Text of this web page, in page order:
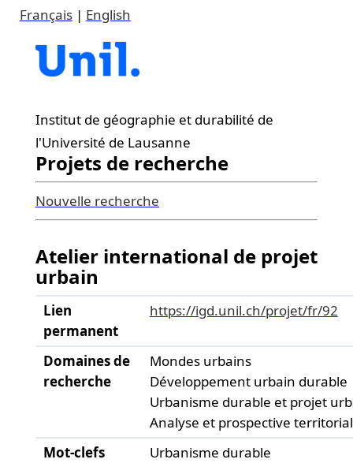
Français| English
Institut de géographie et durabilité de
l'Université de Lausanne
Projets de recherche
Nouvelle recherche
Atelier international de projet
urbain
Lien
permanent
https://igd.unil.ch/projet/fr/92
Domaines de
recherche
Mondes urbains
Développement urbain durable
Urbanisme durable et projet
Analyse et prospective
Mot-clefs
Urbanisme durable